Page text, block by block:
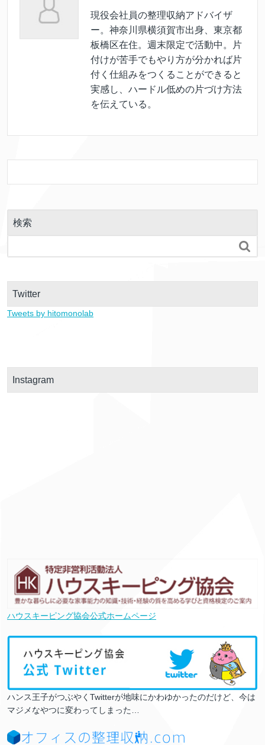
現役会社員の整理収納アドバイザ
ー。神奈川県横須賀市出身、東京都
板橋区在住。週末限定で活動中。片
付けが苦手でもやり方が分かれば片
付く仕組みをつくることができると
実感し、ハードル低めの片づけ方法
を伝えている。
検索

Twitter
Tweets by hitomonolab
Instagram
ハウスキーピング協会公式ホームページ
ハンス王子がつぶやくTwitterが地味にかわゆかったのだけど、今は
マジメなやつに変わってしまった…